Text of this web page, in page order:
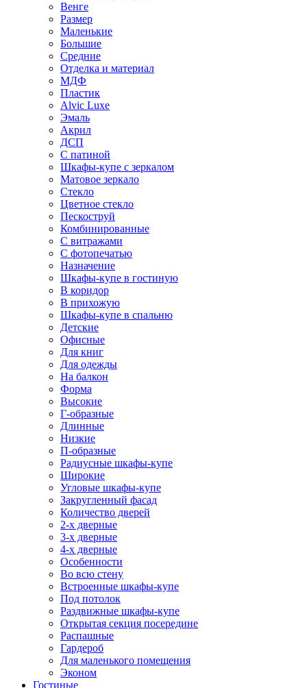
Венге
Размер
Маленькие
Большие
Средние
Отделка и материал
МДФ
Пластик
Alvic Luxe
Эмаль
Акрил
ДСП
С патиной
Шкафы-купе с зеркалом
Матовое зеркало
Стекло
Цветное стекло
Пескоструй
Комбинированные
С витражами
С фотопечатью
Назначение
Шкафы-купе в гостиную
В коридор
В прихожую
Шкафы-купе в спальню
Детские
Офисные
Для книг
Для одежды
На балкон
Форма
Высокие
Г-образные
Длинные
Низкие
П-образные
Радиусные шкафы-купе
Широкие
Угловые шкафы-купе
Закругленный фасад
Количество дверей
2-х дверные
3-х дверные
4-х дверные
Особенности
Во всю стену
Встроенные шкафы-купе
Под потолок
Раздвижные шкафы-купе
Открытая секция посередине
Распашные
Гардероб
Для маленького помещения
Эконом
Гостиные